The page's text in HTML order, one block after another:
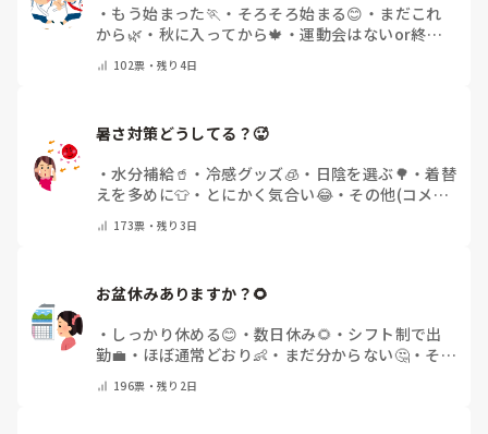
・ もう始まった🏃 ・ そろそろ始まる😊 ・ まだこれ
から🌿 ・ 秋に入ってから🍁 ・運動会はないor終わ
102票・残り4日
暑さ対策どうしてる？🥵
・水分補給🥤 ・ 冷感グッズ🧊 ・ 日陰を選ぶ🌳 ・着替
えを多めに👕 ・ とにかく気合い😂・ その他(コメン
173票・残り3日
お盆休みありますか？🌻
・ しっかり休める😊 ・ 数日休み🌻 ・ シフト制で出
勤💼 ・ ほぼ通常どおり👶 ・ まだ分からない🤔・ その
196票・残り2日